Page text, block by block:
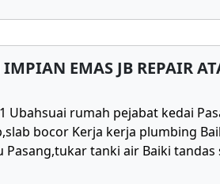
EMAS JB REPAIR
Ubahsuai rumah pejabat kedai
bocor Kerja kerja plumbing
tanki air Baiki tandas